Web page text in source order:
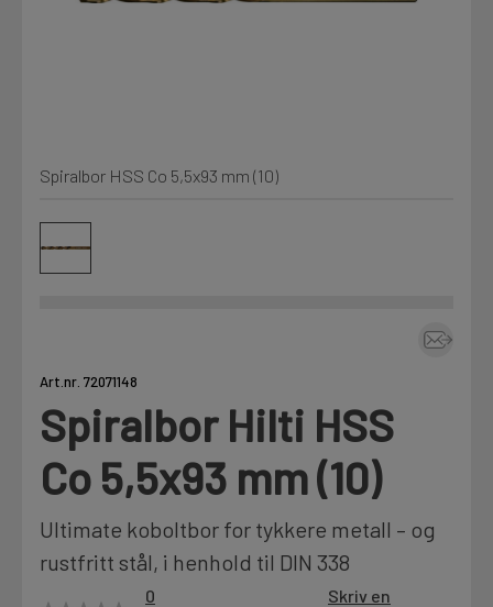
Annet
Fag
Motek
Prislister
Firmainformasjon
LOGG UT
Spiralbor HSS Co 5,5x93 mm (10)
Art.nr. 72071148
Spiralbor Hilti HSS
Co 5,5x93 mm (10)
Ultimate koboltbor for tykkere metall – og
rustfritt stål, i henhold til DIN 338
0
Skriv en